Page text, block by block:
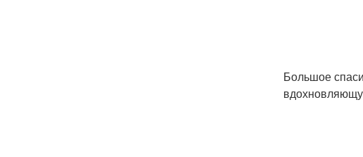
Большое